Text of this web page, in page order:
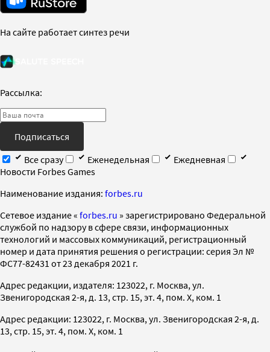
На сайте работает синтез речи
Рассылка:
Подписаться
Все сразу
Еженедельная
Ежедневная
Новости Forbes Games
Наименование издания: forbes.ru
Cетевое издание « forbes.ru » зарегистрировано Федеральной
службой по надзору в сфере связи, информационных
технологий и массовых коммуникаций, регистрационный
номер и дата принятия решения о регистрации: серия Эл №
ФС77-82431 от 23 декабря 2021 г.
Адрес редакции, издателя: 123022, г. Москва, ул.
Звенигородская 2-я, д. 13, стр. 15, эт. 4, пом. X, ком. 1
Адрес редакции: 123022, г. Москва, ул. Звенигородская 2-я, д.
13, стр. 15, эт. 4, пом. X, ком. 1